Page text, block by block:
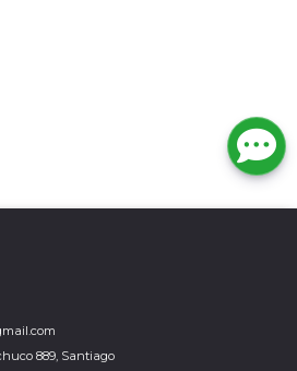
889, Santiago